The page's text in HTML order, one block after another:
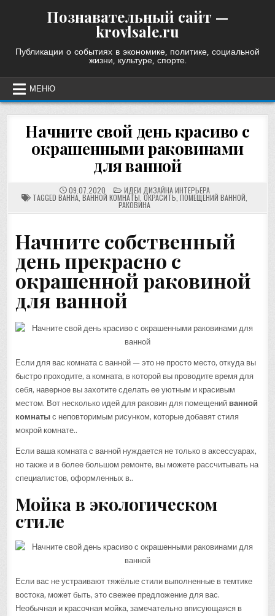
Познавательный сайт —
krovlsale.ru
Публикации о событиях в экономике, политике, социальной
жизни, культуре, спорте.
МЕНЮ
Начните свой день красиво с
окрашенными раковинами
для ванной
09.07.2020 POSTED
IN
ИДЕИ ДИЗАЙНА ИНТЕРЬЕРА
TAGGED ВАННА ВАННОЙ КОМНАТЫ ,ОКРАСИТЬ ПОМЕЩЕНИЙ ВАННОЙ
РАКОВИНА
Начните собственный
день прекрасно с
окрашенной раковиной
для ванной
Если для вас комната с ванной — это не просто место, откуда вы
быстро проходите, а комната, в которой вы проводите время для
себя, наверное вы захотите сделать ее уютным и красивым
местом. Вот несколько идей для раковин для помещений ванной
комнаты с неповторимым рисунком, которые добавят стиля
мокрой комнате..
Если ваша комната с ванной нуждается не только в аксессуарах,
но также и в более большом ремонте, вы можете рассчитывать на
специалистов, оформленных в..
Мойка в экологическом
стиле
Если вас не устраивают тяжёлые стили выполненные в темтике
востока, может быть, это свежее предложение для вас.
Необычная и красочная мойка, замечательно вписующаяся в